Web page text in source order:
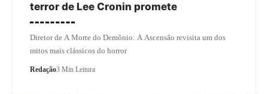
terror de Lee Cronin promete
Diretor de A Morte do Demônio: A Ascensão revisita um dos
mitos mais clássicos do horror
Redação3 Min Leitura